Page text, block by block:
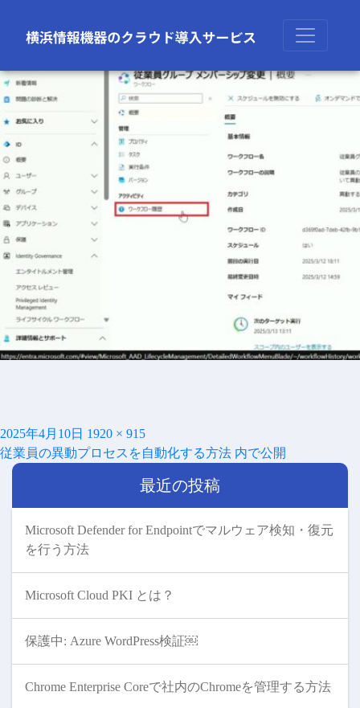
次の画像
投
稿
日:
2025年4月10日 フ
ル
ズ
1920 × 915
投
従業員の異動プロセスを自動化する方法 内で公開
最近の投稿
Microsoft Defender for Endpointでマルウェア検知・復元
を行う方法
Microsoft Cloud PKI とは？
保護中: Azure WordPress検証￼
Chrome Enterprise Coreで社内のChromeを管理する方法